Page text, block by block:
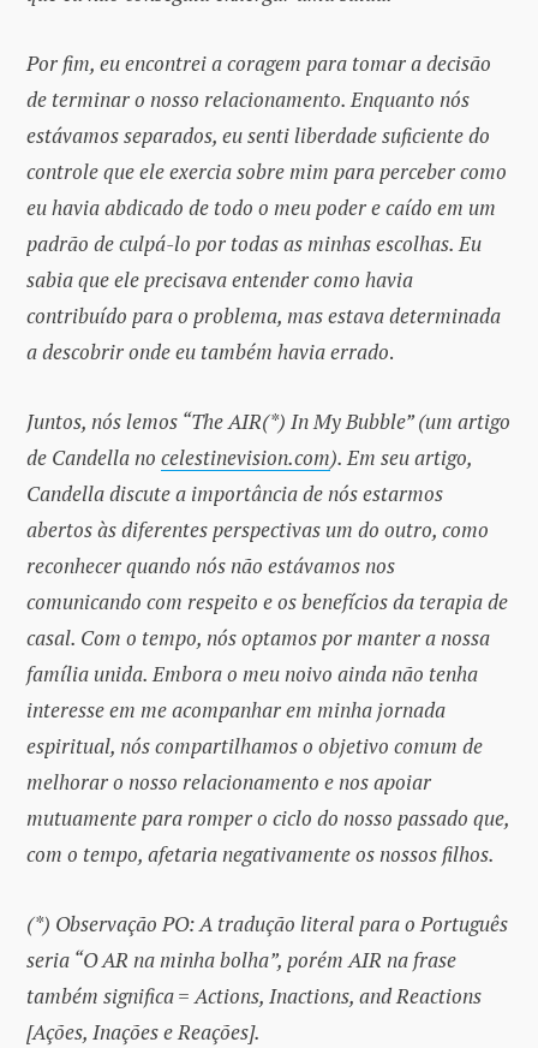
Por fim, eu encontrei a coragem para tomar a decisão
de terminar o nosso relacionamento. Enquanto nós
estávamos separados, eu senti liberdade suficiente do
controle que ele exercia sobre mim para perceber como
eu havia abdicado de todo o meu poder e caído em um
padrão de culpá-lo por todas as minhas escolhas. Eu
sabia que ele precisava entender como havia
contribuído para o problema, mas estava determinada
a descobrir onde eu também havia errado.
Juntos, nós lemos “The AIR(*) In My Bubble” (um artigo
de Candella no celestinevision.com). Em seu artigo,
Candella discute a importância de nós estarmos
abertos às diferentes perspectivas um do outro, como
reconhecer quando nós não estávamos nos
comunicando com respeito e os benefícios da terapia de
casal. Com o tempo, nós optamos por manter a nossa
família unida. Embora o meu noivo ainda não tenha
interesse em me acompanhar em minha jornada
espiritual, nós compartilhamos o objetivo comum de
melhorar o nosso relacionamento e nos apoiar
mutuamente para romper o ciclo do nosso passado que,
com o tempo, afetaria negativamente os nossos filhos.
(*) Observação PO: A tradução literal para o Português
seria “O AR na minha bolha”, porém AIR na frase
também significa = Actions, Inactions, and Reactions
[Ações, Inações e Reações].